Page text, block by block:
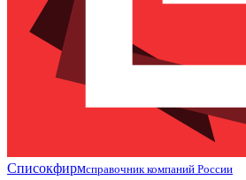
Списокфирмсправочник компаний России